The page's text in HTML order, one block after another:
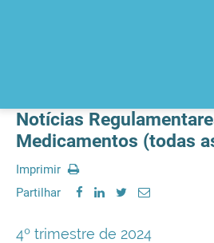
Notícias
Medicamentos (todas
Imprimir
Partilhar
4º trimestre de 2024